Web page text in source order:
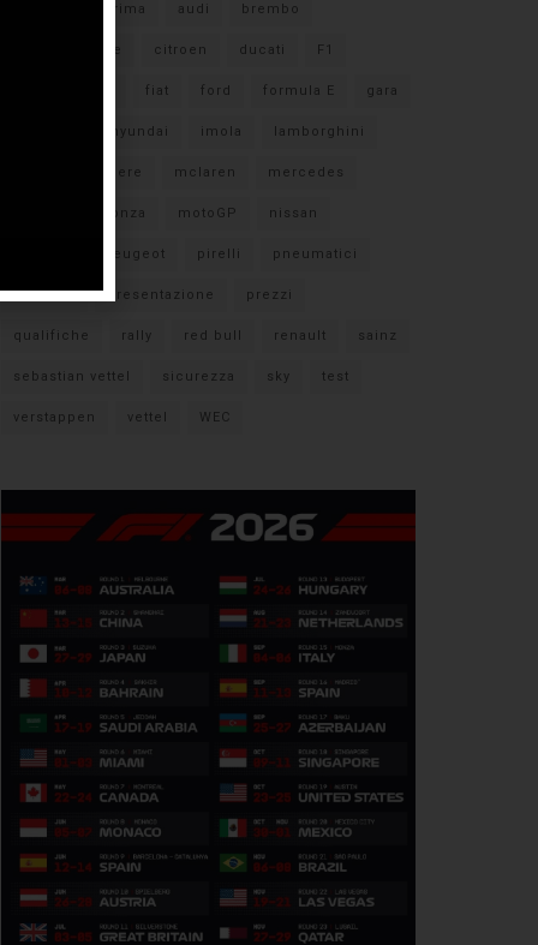
anteprima audi brembo
caratteristiche citroen ducati F1
fiat ford formula E gara
hyundai imola lamborghini
libere mclaren mercedes
monza motoGP nissan
peugeot pirelli pneumatici
porsche presentazione prezzi
qualifiche rally red bull renault sainz
sebastian vettel sicurezza sky test
verstappen vettel WEC